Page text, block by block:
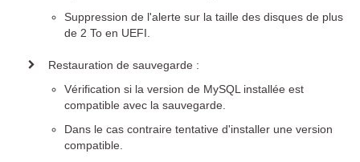
Suppression de l'alerte sur la taille des disques de plus
de 2 To en UEFI.
Restauration de sauvegarde :
Vérification si la version de MySQL installée est
compatible avec la sauvegarde.
Dans le cas contraire tentative d'installer une version
compatible.